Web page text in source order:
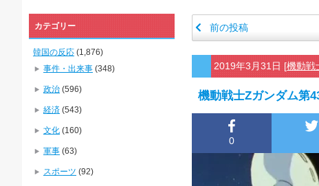
前の投稿
2019年3月31日 [機動戦
機動戦士Zガンダム第
0
カテゴリー
韓国の反応 (1,876)
事件・出来事 (348)
政治 (596)
経済 (543)
文化 (160)
軍事 (63)
スポーツ (92)